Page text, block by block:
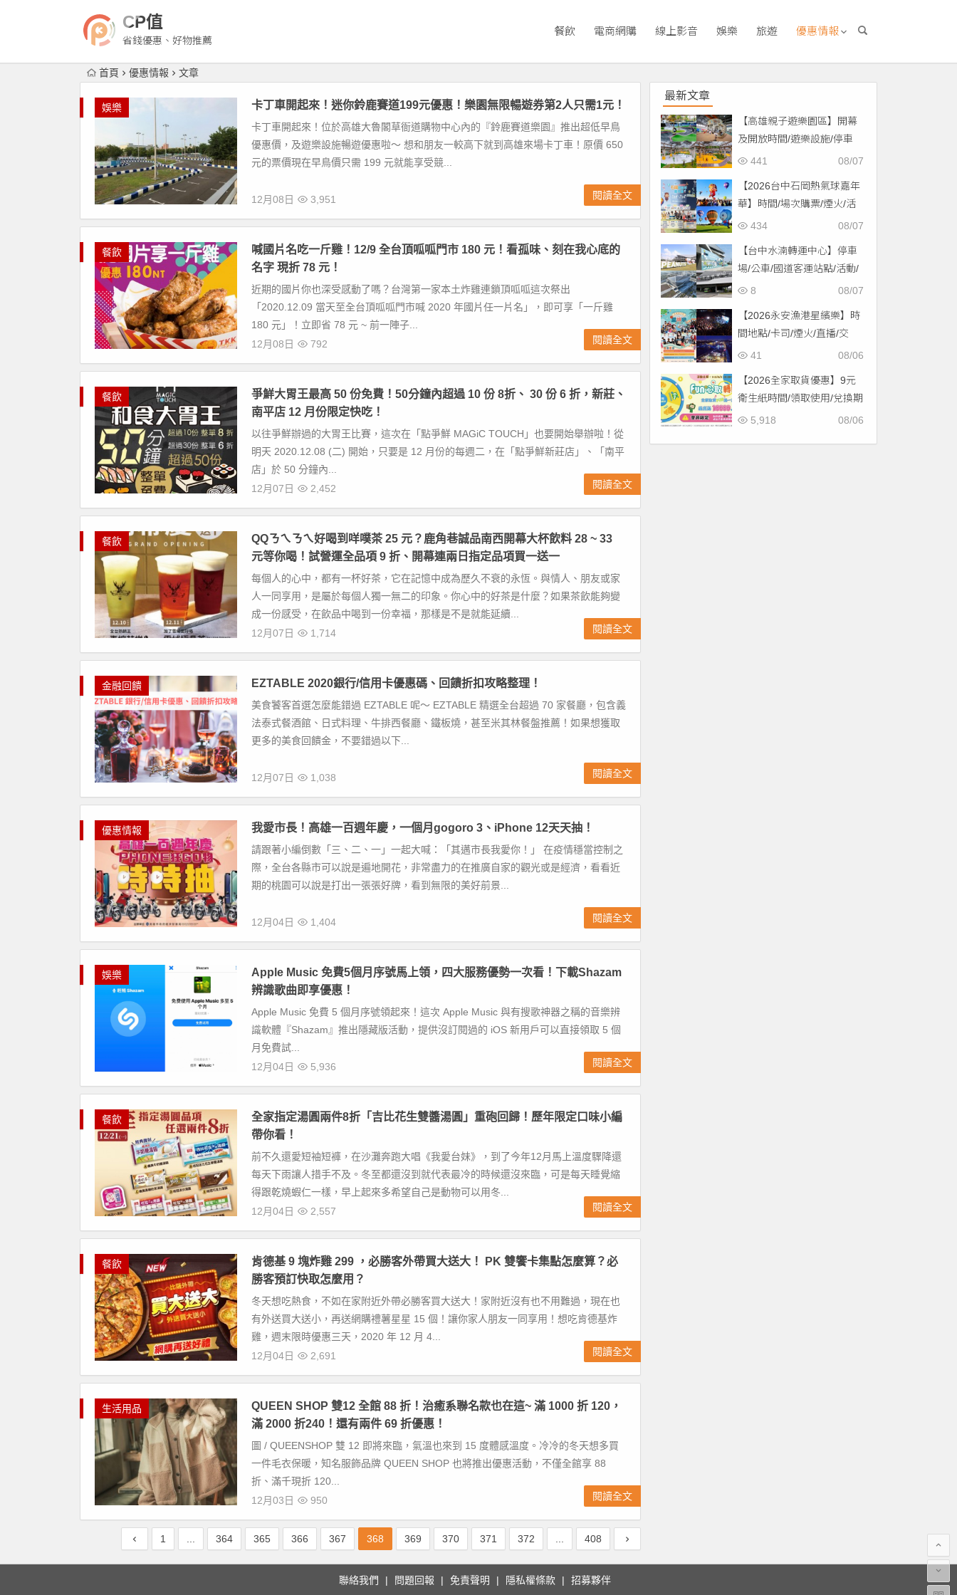
CP值
省錢優惠、好物推薦
餐飲 電商網購 線上影音 娛樂 旅遊 優惠情報
首頁 優惠情報 文章
娛樂 卡丁車開起來！迷你鈴鹿賽道199元優惠！樂園無限暢遊券第2人只需1元！
卡丁車開起來！位於高雄大魯閣草衙道購物中心內的『鈴鹿賽道樂園』推出超低早鳥
優惠價，及遊樂設施暢遊優惠啦～ 想和朋友一較高下就到高雄來場卡丁車！原價 650
元的票價現在早鳥價只需 199 元就能享受競...
12月08日 3,951 閱讀全文
餐飲
喊國片名吃一斤雞！12/9 全台頂呱呱門市 180 元！看孤味、刻在我心底的
名字 現折 78 元！
近期的國片你也深受感動了嗎？台灣第一家本土炸雞連鎖頂呱呱這次祭出
「2020.12.09 當天至全台頂呱呱門市喊 2020 年國片任一片名」，即可享「一斤雞
180 元」！立即省 78 元 ~ 前一陣子...
12月08日
792 閱讀全文
餐飲
爭鮮大胃王最高 50 份免費！50分鐘內超過 10 份 8折、 30 份 6 折，新莊、
南平店 12 月份限定快吃！
以往爭鮮辦過的大胃王比賽，這次在「點爭鮮 MAGiC TOUCH」也要開始舉辦啦！從
明天 2020.12.08 (二) 開始，只要是 12 月份的每週二，在「點爭鮮新莊店」、「南平
店」於 50 分鐘內...
12月07日
2,452 閱讀全文
餐飲
QQㄋㄟㄋㄟ好喝到咩噗茶 25 元？鹿角巷誠品南西開幕大杯飲料 28 ~ 33
元等你喝！試營運全品項 9 折、開幕連兩日指定品項買一送一
每個人的心中，都有一杯好茶，它在記憶中成為歷久不衰的永恆。與情人、朋友或家
人一同享用，是屬於每個人獨一無二的印象。你心中的好茶是什麼？如果茶飲能夠變
成一份感受，在飲品中喝到一份幸福，那樣是不是就能延續...
12月07日
1,714 閱讀全文
金融回饋 EZTABLE 2020銀行/信用卡優惠碼、回饋折扣攻略整理！
美食饕客首選怎麼能錯過 EZTABLE 呢～ EZTABLE 精選全台超過 70 家餐廳，包含義
法泰式餐酒館、日式料理、牛排西餐廳、鐵板燒，甚至米其林餐盤推薦！如果想獲取
更多的美食回饋金，不要錯過以下...
12月07日 1,038 閱讀全文
優惠情報 我愛市長！高雄一百週年慶，一個月gogoro 3、iPhone 12天天抽！
請跟著小編倒數「三、二、一」一起大喊：「其邁市長我愛你！」 在疫情穩當控制之
際，全台各縣市可以說是遍地開花，非常盡力的在推廣自家的觀光或是經濟，看看近
期的桃園可以說是打出一張張好牌，看到無限的美好前景...
12月04日 1,404 閱讀全文
娛樂
Apple Music 免費5個月序號馬上領，四大服務優勢一次看！下載Shazam
辨識歌曲即享優惠！
Apple Music 免費 5 個月序號領起來！這次 Apple Music 與有搜歌神器之稱的音樂辨
識軟體『Shazam』推出隱藏版活動，提供沒訂閱過的 iOS 新用戶可以直接領取 5 個
月免費試...
12月04日
5,936 閱讀全文
餐飲
全家指定湯圓兩件8折「吉比花生雙醬湯圓」重砲回歸！歷年限定口味小編
帶你看！
前不久還愛短袖短褲，在沙灘奔跑大唱《我愛台妹》，到了今年12月馬上溫度驟降還
每天下雨讓人措手不及。冬至都還沒到就代表最冷的時候還沒來臨，可是每天睡覺縮
得跟乾燒蝦仁一樣，早上起來多希望自己是動物可以用冬...
12月04日
2,557 閱讀全文
餐飲
肯德基 9 塊炸雞 299 ，必勝客外帶買大送大！ PK 雙饗卡集點怎麼算？必
勝客預訂快取怎麼用？
冬天想吃熱食，不如在家附近外帶必勝客買大送大！家附近沒有也不用難過，現在也
有外送買大送小，再送網購禮薯星星 15 個！讓你家人朋友一同享用！想吃肯德基炸
雞，週末限時優惠三天，2020 年 12 月 4...
12月04日
2,691 閱讀全文
生活用品
QUEEN SHOP 雙12 全館 88 折！治癒系聯名款也在這~ 滿 1000 折 120，
滿 2000 折240！還有兩件 69 折優惠！
圖 / QUEENSHOP 雙 12 即將來臨，氣溫也來到 15 度體感溫度。冷冷的冬天想多買
一件毛衣保暖，知名服飾品牌 QUEEN SHOP 也將推出優惠活動，不僅全館享 88
折、滿千現折 120...
12月03日
950 閱讀全文
1 364 365 366 367 368 369 370 371 372 408
最新文章
【高雄親子遊樂園區】開幕
及開放時間/遊樂設施/停車
場/交通一次看！
08/07
441
【2026台中石岡熱氣球嘉年
華】時間/場次購票/煙火/活
動/交通，土牛運動公園登08/07
434
【台中水湳轉運中心】停車
場/公車/國道客運站點/活動/
交通，啟用免費停車！ 08/07
8
【2026永安漁港星繽樂】時
間地點/卡司/煙火/直播/交
通，免費入場！
08/06
41
【2026全家取貨優惠】9元
衛生紙時間/領取使用/兌換期
限一次看！
08/06
5,918
聯絡我們 問題回報 免責聲明 隱私權條款 招募夥伴